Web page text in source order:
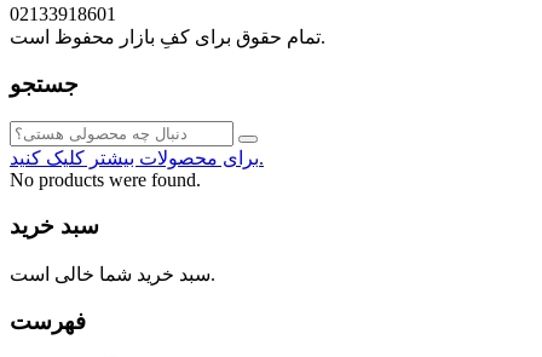
02133918601
تمام حقوق برای کفِ بازار محفوظ است.
جستجو
برای محصولات بیشتر کلیک کنید.
No products were found.
سبد خرید
سبد خرید شما خالی است.
فهرست